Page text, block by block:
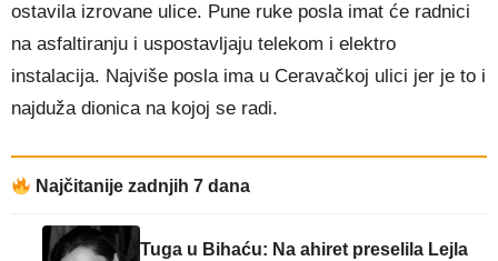
ostavila izrovane ulice. Pune ruke posla imat će radnici
na asfaltiranju i uspostavljaju telekom i elektro
instalacija. Najviše posla ima u Ceravačkoj ulici jer je to i
najduža dionica na kojoj se radi.
Najčitanije zadnjih 7 dana
Tuga u Bihaću: Na ahiret preselila Lejla